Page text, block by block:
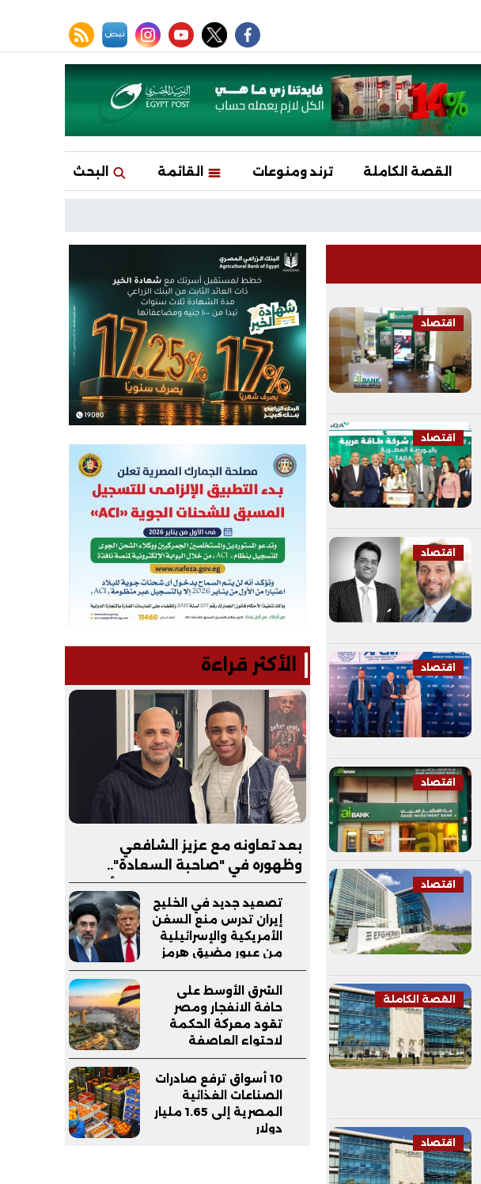
facebook
twitter
youtube
instagram
نبض rss feed
القصة الكاملة ترند ومنوعات القائمة البحث
اقتصاد
اقتصاد
اقتصاد
اقتصاد
اقتصاد
اقتصاد
القصة الكاملة
اقتصاد
الأكثر قراءة
بعد تعاونه مع عزيز الشافعي
وظهوره في "صاحبة السعادة"..
إبراهيم صبري يستعد لإطلاق ألبوم
"كلام"
تصعيد جديد في الخليج
إيران تدرس منع السفن
الأمريكية والإسرائيلية
من عبور مضيق هرمز
وترامب يدعم وزير
دفاعه
الشرق الأوسط على
حافة الانفجار ومصر
تقود معركة الحكمة
لاحتواء العاصفة
10 أسواق ترفع صادرات
الصناعات الغذائية
المصرية إلى 1.65 مليار
دولار